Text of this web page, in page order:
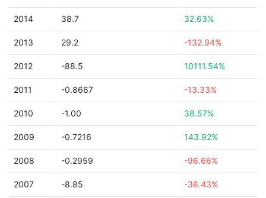
2014 38.7 32.63%
2013 29.2 -132.94%
2012 -88.5 10111.54%
2011 -0.8667 -13.33%
2010 -1.00 38.57%
2009 -0.7216 143.92%
2008 -0.2959 -96.66%
2007 -8.85 -36.43%